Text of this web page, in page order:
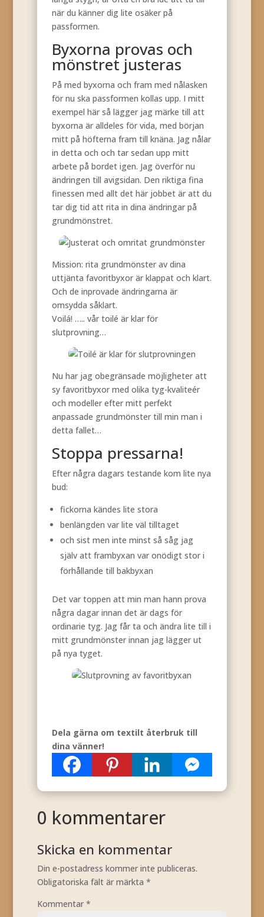
när du känner dig lite osäker på
passformen.
Byxorna provas och
mönstret justeras
På med byxorna och fram med nålasken
för nu ska passformen kollas upp. I mitt
exempel här så lägger jag märke till att
byxorna är alldeles för vida, med början
mitt på höfterna fram till knäna. Jag nålar
in detta och och tar sedan upp mitt
arbete på bordet igen. Jag överför nu
ändringen till avigsidan. Den riktiga fina
finessen med allt det här jobbet är att du
tar dig tid att rita in dina ändringar på
grundmönstret.
Mission: rita grundmönster av dina
uttjänta favoritbyxor är klappat och klart.
Och de inprovade ändringarna är
omsydda såklart.
Voilá! ….. vår toilé är klar för
slutprovning…
Nu har jag obegränsade möjligheter att
sy favoritbyxor med olika tyg-kvaliteér
och modeller efter mitt perfekt
anpassade grundmönster till min man i
detta fallet…
Stoppa pressarna!
Efter några dagars testande kom lite nya
bud:
fickorna kändes lite stora
benlängden var lite väl tilltaget
och sist men inte minst så såg jag
själv att frambyxan var onödigt stor i
förhållande till bakbyxan
Det var toppen att min man hann prova
några dagar innan det är dags för
ordinarie tyg. Jag får ta och ändra lite till i
mitt grundmönster innan jag lägger ut
på nya tyget.
Dela gärna om textilt återbruk till
dina vänner!
0 kommentarer
Skicka en kommentar
Din e-postadress kommer inte publiceras.
Obligatoriska fält är märkta *
Kommentar *